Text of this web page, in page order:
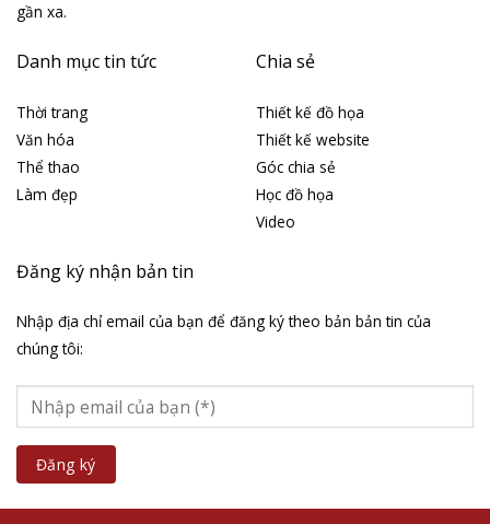
gần xa.
Danh mục tin tức
Thời trang
Văn hóa
Thể thao
Làm đẹp
Chia sẻ
Thiết kế đồ họa
Thiết kế website
Góc chia sẻ
Học đồ họa
Video
Đăng ký nhận bản tin
Nhập địa chỉ email của bạn để đăng ký theo bản bản tin của
chúng tôi: